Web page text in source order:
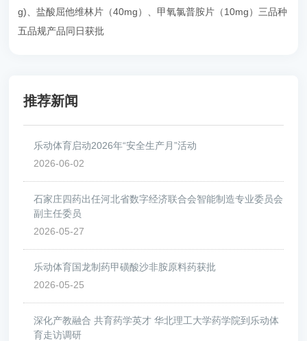
g)、盐酸屈他维林片（40mg）、甲氧氯普胺片（10mg）三品种
五品规产品同日获批
推荐新闻
乐动体育启动2026年“安全生产月”活动
2026-06-02
石家庄四药出任河北省数字经济联合会智能制造专业委员会
副主任委员
2026-05-27
乐动体育国龙制药甲磺酸沙非胺原料药获批
2026-05-25
深化产教融合 共育药学英才 华北理工大学药学院到乐动体
育走访调研